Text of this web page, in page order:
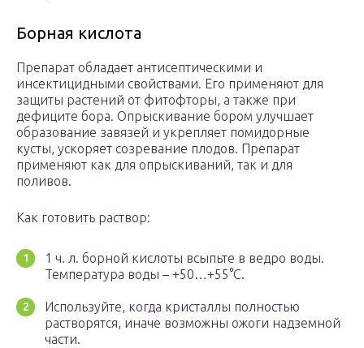
Борная кислота
Препарат обладает антисептическими и
инсектицидными свойствами. Его применяют для
защиты растений от фитофторы, а также при
дефиците бора. Опрыскивание бором улучшает
образование завязей и укрепляет помидорные
кусты, ускоряет созревание плодов. Препарат
применяют как для опрыскиваний, так и для
поливов.
Как готовить раствор:
1 ч. л. борной кислоты всыпьте в ведро воды.
Температура воды – +50…+55°С.
Используйте, когда кристаллы полностью
растворятся, иначе возможны ожоги надземной
части.